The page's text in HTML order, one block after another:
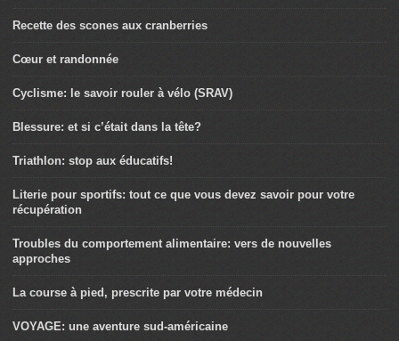
Recette des scones aux cranberries
Cœur et randonnée
Cyclisme: le savoir rouler à vélo (SRAV)
Blessure: et si c’était dans la tête?
Triathlon: stop aux éducatifs!
Literie pour sportifs: tout ce que vous devez savoir pour votre
récupération
Troubles du comportement alimentaire: vers de nouvelles
approches
La course à pied, prescrite par votre médecin
VOYAGE: une aventure sud-américaine